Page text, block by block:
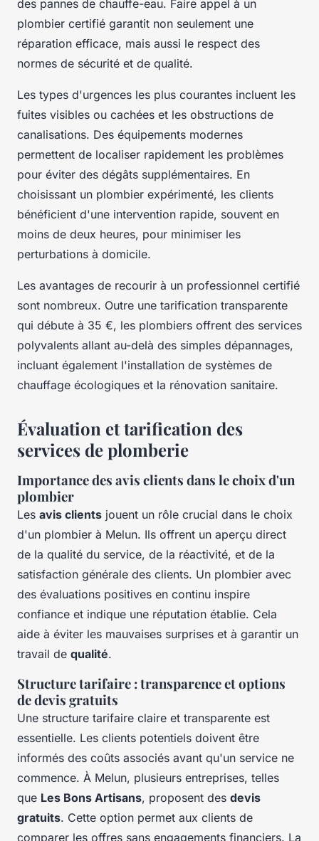
des pannes de chauffe-eau. Faire appel à un
plombier certifié garantit non seulement une
réparation efficace, mais aussi le respect des
normes de sécurité et de qualité.
Les types d'urgences les plus courantes incluent les
fuites visibles ou cachées et les obstructions de
canalisations. Des équipements modernes
permettent de localiser rapidement les problèmes
pour éviter des dégâts supplémentaires. En
choisissant un plombier expérimenté, les clients
bénéficient d'une intervention rapide, souvent en
moins de deux heures, pour minimiser les
perturbations à domicile.
Les avantages de recourir à un professionnel certifié
sont nombreux. Outre une tarification transparente
qui débute à 35 €, les plombiers offrent des services
polyvalents allant au-delà des simples dépannages,
incluant également l'installation de systèmes de
chauffage écologiques et la rénovation sanitaire.
Évaluation et tarification des
services de plomberie
Importance des avis clients dans le choix d'un
plombier
Les avis clients jouent un rôle crucial dans le choix
d'un plombier à Melun. Ils offrent un aperçu direct
de la qualité du service, de la réactivité, et de la
satisfaction générale des clients. Un plombier avec
des évaluations positives en continu inspire
confiance et indique une réputation établie. Cela
aide à éviter les mauvaises surprises et à garantir un
travail de qualité.
Structure tarifaire : transparence et options
de devis gratuits
Une structure tarifaire claire et transparente est
essentielle. Les clients potentiels doivent être
informés des coûts associés avant qu'un service ne
commence. À Melun, plusieurs entreprises, telles
que Les Bons Artisans, proposent des devis
gratuits. Cette option permet aux clients de
comparer les offres sans engagements financiers. La